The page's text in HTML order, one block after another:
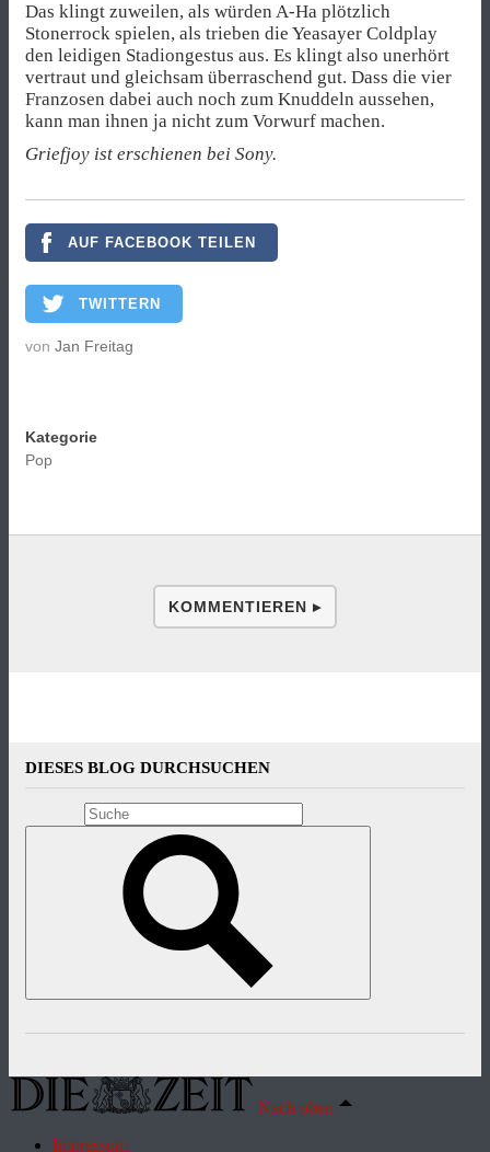
Das klingt zuweilen, als würden A-Ha plötzlich
Stonerrock spielen, als trieben die Yeasayer Coldplay
den leidigen Stadiongestus aus. Es klingt also unerhört
vertraut und gleichsam überraschend gut. Dass die vier
Franzosen dabei auch noch zum Knuddeln aussehen,
kann man ihnen ja nicht zum Vorwurf machen.
Griefjoy ist erschienen bei Sony.
AUF FACEBOOK TEILEN
TWITTERN
von Jan Freitag
Kategorie
Pop
KOMMENTIEREN ▸
DIESES BLOG DURCHSUCHEN
Nach oben
Impressum